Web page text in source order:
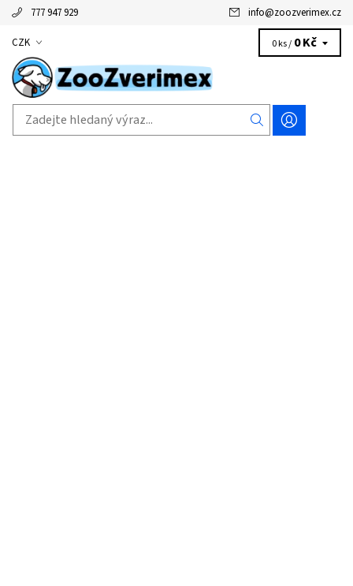
777 947 929 info@zoozverimex.cz
CZK 0 ks / 0 Kč